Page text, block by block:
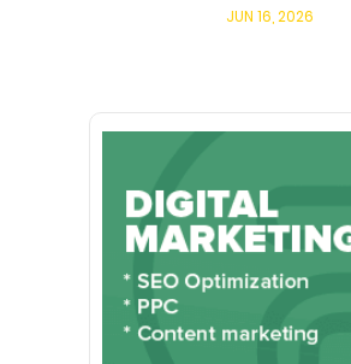
JUN 16, 2026